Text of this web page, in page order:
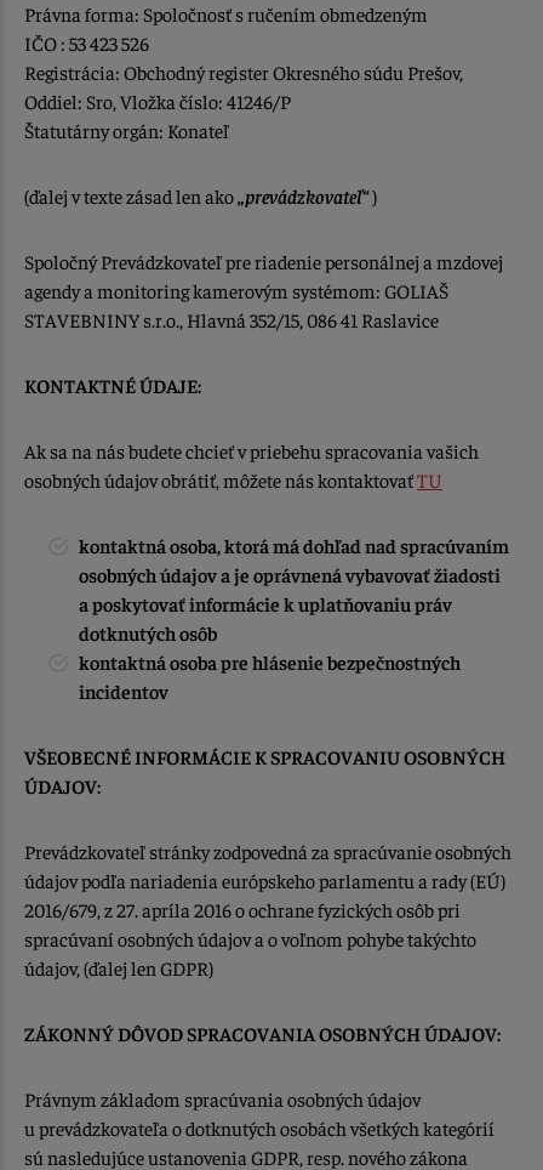
Právna forma: Spoločnosť s ručením obmedzeným
IČO : 53 423 526
Registrácia: Obchodný register Okresného súdu Prešov,
Oddiel: Sro, Vložka číslo: 41246/P
Štatutárny orgán: Konateľ
(ďalej v texte zásad len ako„prevádzkovateľ“)
Spoločný Prevádzkovateľ pre riadenie personálnej a mzdovej
agendy a monitoring kamerovým systémom: GOLIAŠ
STAVEBNINY s.r.o., Hlavná 352/15, 086 41 Raslavice
KONTAKTNÉ ÚDAJE:
Ak sa na nás budete chcieť v priebehu spracovania vašich
osobných údajov obrátiť, môžete nás kontaktovaťTU
kontaktná osoba, ktorá má dohľad nad spracúvaním
osobných údajov a je oprávnená vybavovať žiadosti
a poskytovať informácie k uplatňovaniu práv
dotknutých osôb
kontaktná osoba pre hlásenie bezpečnostných
incidentov
VŠEOBECNÉ INFORMÁCIE K SPRACOVANIU OSOBNÝCH
ÚDAJOV:
Prevádzkovateľ stránky zodpovedná za spracúvanie osobných
údajov podľa nariadenia európskeho parlamentu a rady (EÚ)
2016/679, z 27. apríla 2016 o ochrane fyzických osôb pri
spracúvaní osobných údajov a o voľnom pohybe takýchto
údajov, (ďalej len GDPR)
ZÁKONNÝ DÔVOD SPRACOVANIA OSOBNÝCH ÚDAJOV:
Právnym základom spracúvania osobných údajov
u prevádzkovateľa o dotknutých osobách všetkých kategórií
sú nasledujúce ustanovenia GDPR, resp. nového zákona